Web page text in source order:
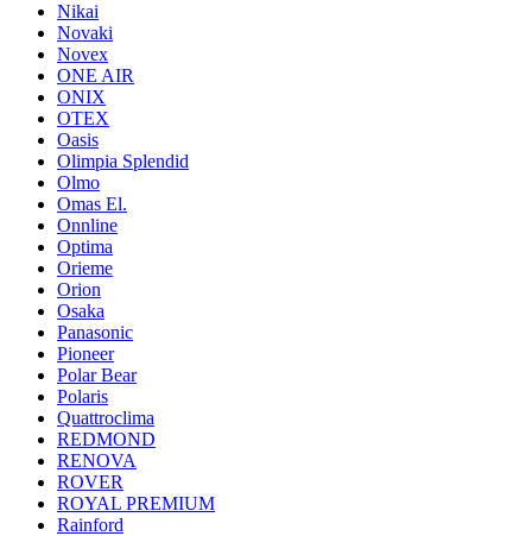
Nikai
Novaki
Novex
ONE AIR
ONIX
OTEX
Oasis
Olimpia Splendid
Olmo
Omas El.
Onnline
Optima
Orieme
Orion
Osaka
Panasonic
Pioneer
Polar Bear
Polaris
Quattroclima
REDMOND
RENOVA
ROVER
ROYAL PREMIUM
Rainford